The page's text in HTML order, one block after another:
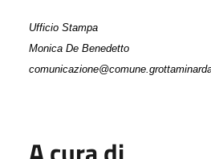
Ufficio Stampa
Monica De Benedetto